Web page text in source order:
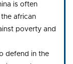
is often
african
poverty and
defend in the